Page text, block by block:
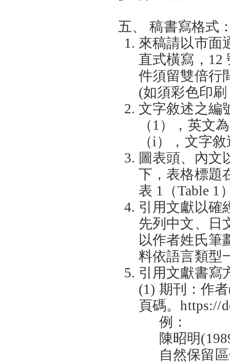
五、 稿書寫格式
來稿請以市面
直式橫寫，12
件須留雙倍行
(如須彩色印
文字敘述之編
（1），英文
（i），文字
圖表頭、內文
下，表格標題
表 1（Table 1
引用文獻以確
先列中文、日
以作者姓氏筆
料依語言類型
引用文獻書寫
(1) 期刊：作
頁碼。https://
例：
陳昭明
自然保留